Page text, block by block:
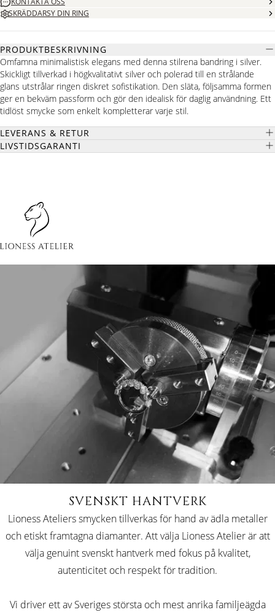
SKRÄDDARSY DIN RING
PRODUKTBESKRIVNING
Omfamna minimalistisk elegans med denna stilrena bandring i silver.
Skickligt tillverkad i högkvalitativt silver och polerad till en strålande
glans utstrålar ringen diskret sofistikation. Den släta, följsamma formen
ger en bekväm passform och gör den idealisk för daglig användning. Ett
tidlöst smycke som enkelt kompletterar varje stil.
LEVERANS & RETUR
LIVSTIDSGARANTI
SVENSKT HANTVERK
Lioness Ateliers smycken tillverkas för hand av ädla metaller
och etiskt framtagna diamanter. Att välja Lioness Atelier är att
välja genuint svenskt hantverk med fokus på kvalitet,
autenticitet och respekt för tradition.
Vi driver ett av Sveriges största och mest anrika familjeägda